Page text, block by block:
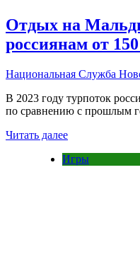
Отдых на
россиянам от
Национальная Служба
В 2023 году турпоток
по сравнению с прошлым
Читать далее
Игры